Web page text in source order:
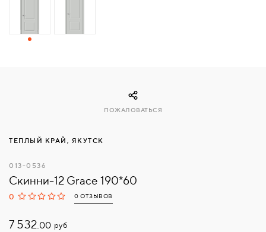
С
НАМИ
ТЕПЛЫЙ КРАЙ, ЯКУТСК
013-0536
Скинни-12 Grace 190*60
0 0 ОТЗЫВОВ
7 532.00 руб
ПОЖАЛОВАТЬСЯ